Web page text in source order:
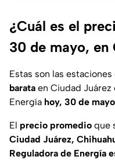
¿Cuál es el
30 de mayo, en
Estas son las estaciones
barata en Ciudad
Energía hoy, 30 de
El precio promedio que
Ciudad Juárez,
Reguladora de Energía